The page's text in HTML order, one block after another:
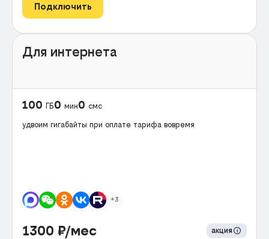
Подключить
Для интернета
100 ГБ0 мин0 смс
удвоим гигабайты при оплате тарифа вовремя
+3
1300 ₽/мес акция